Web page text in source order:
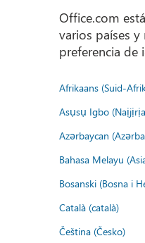
Office.com
varios países y
preferencia de
Afrikaans (Suid-
Asụsụ Igbo
Azərbaycan
Bahasa Melayu
Bosanski (Bosna i
Català (català)
Čeština (Česko)